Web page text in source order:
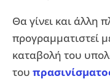
Θα γίνει και άλλη
προγραμματιστεί
καταβολή του
του